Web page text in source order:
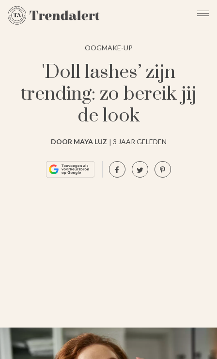
OOGMAKE-UP
'Doll lashes’ zijn
trending: zo bereik jij
de look
DOOR MAYA LUZ 3 JAAR GELEDEN